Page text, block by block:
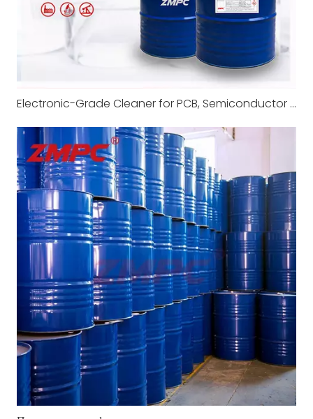
Electronic-Grade Cleaner for PCB, Semiconductor & Precision Electronics Cleaning Applications